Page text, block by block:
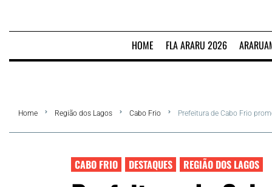
HOME FLA ARARU 2026
Home Região dos Lagos Cabo Frio Prefeitura de Cabo Frio
CABO FRIO DESTAQUES REGIÃO DOS LAGOS